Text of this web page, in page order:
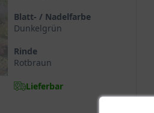
Blatt- / Nadelfarbe
Dunkelgrün
Rinde
Rotbraun
Lieferbar